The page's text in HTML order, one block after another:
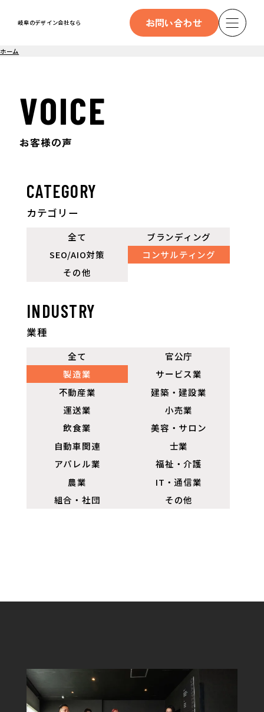
岐阜のデザイン会社なら お問い合わせ
ホーム
VOICE
お客様の声
CATEGORY
カテゴリー
全て
ブランディング
SEO/AIO対策
コンサルティング
その他
INDUSTRY
業種
全て
官公庁
製造業
サービス業
不動産業
建築・建設業
運送業
小売業
飲食業
美容・サロン
自動車関連
士業
アパレル業
福祉・介護
農業
IT・通信業
組合・社団
その他